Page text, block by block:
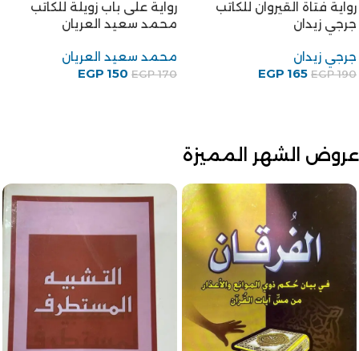
رواية شجرة الدر للكاتب محمد
سعيد العريان
محمد سعيد العريان
EGP100
75
رواية أبو دولامة مضحك
الخليفة للكاتب على
علي أحمد باكثير
عروض الشهر المميزة